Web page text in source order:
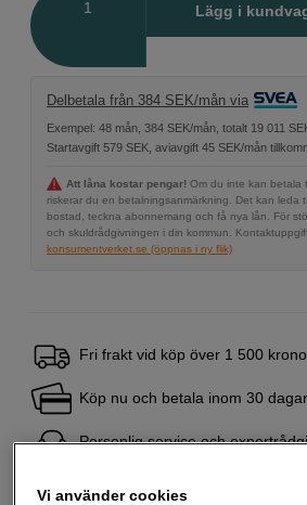
Lägg i
Delbetala från 384 SEK/mån via
Exempel: 48 mån, 384 SEK/mån, totalt 19 011
Startavgift 579 SEK, aviavgift 45 SEK/mån
Att låna kostar pengar! Om du inte kan betala
riskerar du en betalningsanmärkning. Det kan leda
bostad, teckna abonnemang och få nya lån. För
och skuldrådgivningen i din kommun.
konsumentverket.se (öppnas i ny flik)
Fri frakt vid köp över 1 500
Köp nu och betala inom 30 dagar
Personlig service och
Vi använder cookies